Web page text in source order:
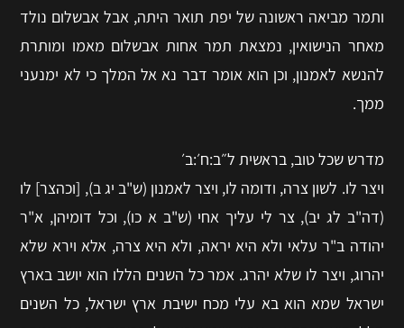
ותמר מביאה ראשונה של יפת תואר היתה, אבל אבשלום נולד
מאחר הנישואין, נמצאת תמר אחות אבשלום מאמו ומותרת
להנשא לאמנון, וכן הוא אומר דבר נא אל המלך כי לא ימנעני
ממך.
מדרש שכל טוב, בראשית ל״ב:ח׳:ב׳
ויצר לו. לשון צרה, ודומה לו, ויצר לאמנון (ש"ב יג ב), [וכהצר] לו
(דה"ב לג יב), צר לי עליך אחי (ש"ב א כו), וכל דומיהן, א"ר
יהודה ב"ר עלאי ולא היא יראה, ולא היא צרה, אלא וירא שלא
יהרוג, ויצר לו שלא יהרג. אמר כל השנים הללו הוא יושב בארץ
ישראל שמא הוא בא עלי מכח ישיבת ארץ ישראל, כל השנים